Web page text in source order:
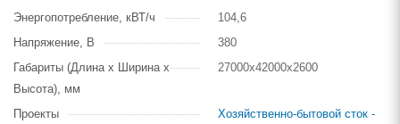
Энергопотребление, кВТ/ч
104,6
Напряжение, В
380
Габариты (Длина х Ширина х
Высота), мм
27000х42000х2600
Проекты
Хозяйственно-бытовой сток -